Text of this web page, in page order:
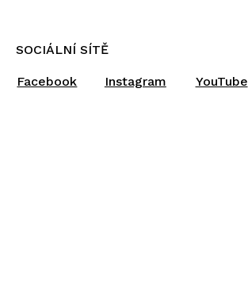
SOCIÁLNÍ SÍTĚ
Facebook Instagram YouTube